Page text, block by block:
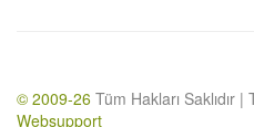
© 2009-26 Tüm Hakları Saklıdır |
Websupport